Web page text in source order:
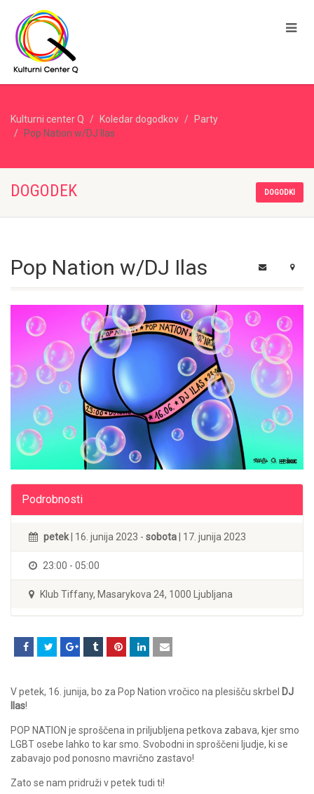
Kulturni center Q Koledar dogodkov
Party
Pop Nation w/DJ Ilas
DOGODEK DOGODKI
Pop Nation w/DJ Ilas
Podrobnosti
petek | 16. junija 2023 - sobota | 17. junija 2023
23:00 - 05:00
Klub Tiffany, Masarykova 24, 1000 Ljubljana
V petek, 16. junija, bo za Pop Nation vročico na plesišču skrbel DJ
Ilas!
POP NATION je sproščena in priljubljena petkova zabava, kjer smo
LGBT osebe lahko to kar smo. Svobodni in sproščeni ljudje, ki se
zabavajo pod ponosno mavrično zastavo!
Zato se nam pridruži v petek tudi ti!